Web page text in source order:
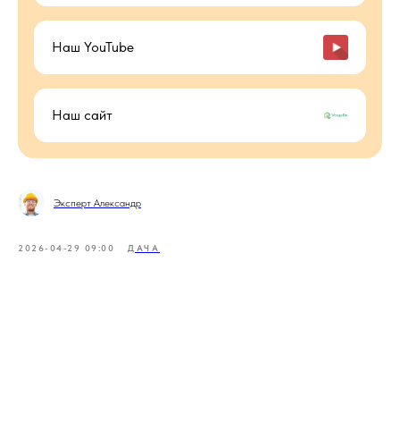
Наш YouTube
Наш сайт
Эксперт Александр
2026-04-29 09:00 ДАЧА